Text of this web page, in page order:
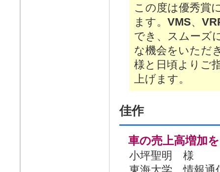
この度は優秀賞
ます。 VMS、
でき、スムーズ
な機会をいただ
様と日頃よりご
上げます。
佳作
車の売上高増加
小坪聖明 様
東海大学 情報通